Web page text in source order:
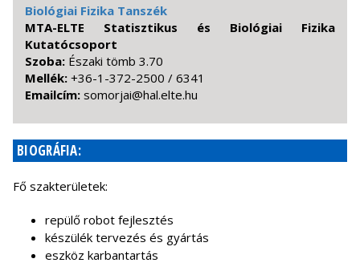
Biológiai Fizika Tanszék
MTA-ELTE Statisztikus és Biológiai Fizika
Kutatócsoport
Szoba: Északi tömb 3.70
Mellék: +36-1-372-2500 / 6341
Emailcím: uh.etle.lah@iajromos
BIOGRÁFIA:
Fő szakterületek:
repülő robot fejlesztés
készülék tervezés és gyártás
eszköz karbantartás